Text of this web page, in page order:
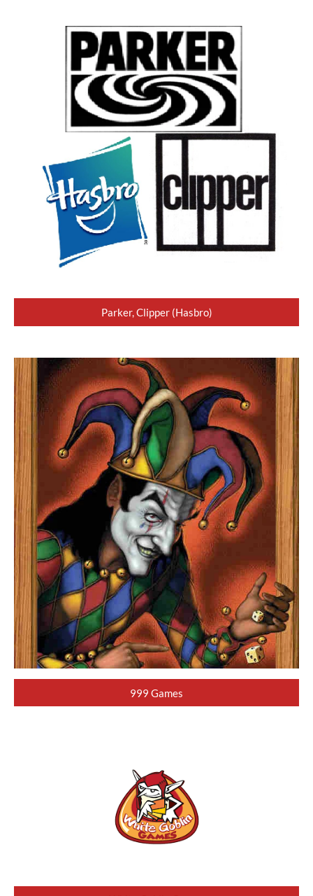
Parker, Clipper (Hasbro)
999 Games